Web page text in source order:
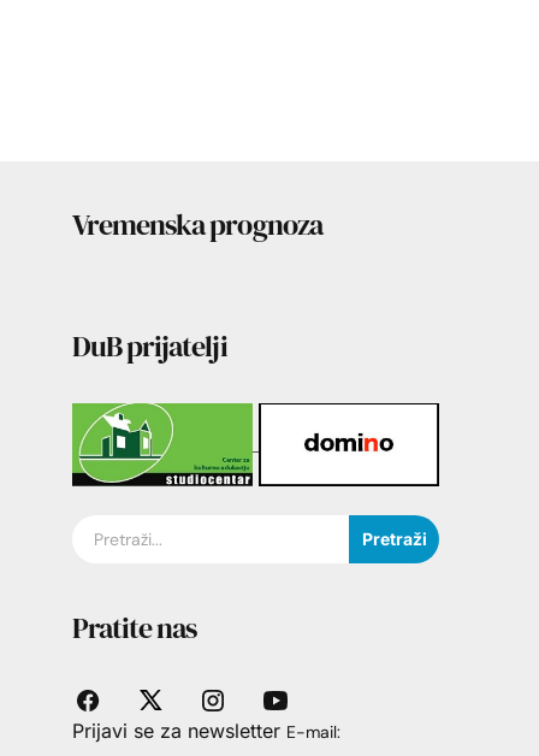
Vremenska prognoza
DuB prijatelji
Pretraži
Pratite nas
Prijavi se za newsletter E-mail: